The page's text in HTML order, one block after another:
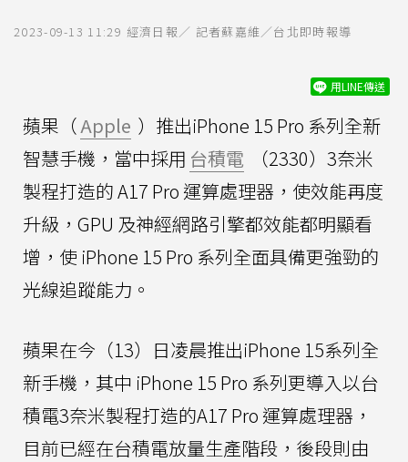
2023-09-13 11:29 經濟日報／ 記者蘇嘉維／台北即時報導
用LINE傳送
蘋果（Apple ）推出iPhone 15 Pro 系列全新
智慧手機，當中採用 台積電
（2330）3奈米
製程打造的 A17 Pro 運算處理器，使效能再度
升級，GPU 及神經網路引擎都效能都明顯看
增，使 iPhone 15 Pro 系列全面具備更強勁的
光線追蹤能力。
蘋果在今（13）日凌晨推出iPhone 15系列全
新手機，其中 iPhone 15 Pro 系列更導入以台
積電3奈米製程打造的A17 Pro 運算處理器，
目前已經在台積電放量生產階段，後段則由